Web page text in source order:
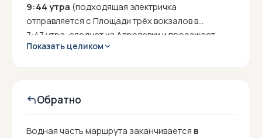
9:44 утра (подходящая электричка
отправляется с Площади трёх вокзалов в
7:47 утра, следует из Апрелевки и проезжает
станции:Кутузовская, Белорусский,
прогуляться 10-15 минут пешком.
Показать целиком
Обратно
Водная часть маршрута заканчивается в